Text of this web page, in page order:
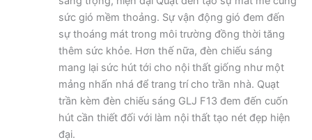
sức gió mềm thoảng. Sự vận động gió đem đến
sự thoáng mát trong môi trường đồng thời tăng
thêm sức khỏe. Hơn thế nữa, đèn chiếu sáng
mang lại sức hút tới cho nội thất giống như một
mảng nhấn nhá để trang trí cho trần nhà. Quạt
trần kèm đèn chiếu sáng GLJ F13 đem đến cuốn
hút cần thiết đối với làm nội thất tạo nét đẹp hiện
đại.